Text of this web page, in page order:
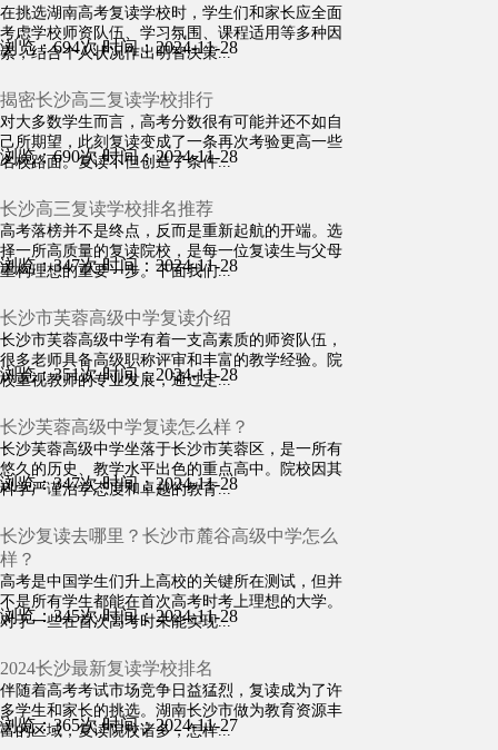
在挑选湖南高考复读学校时，学生们和家长应全面
考虑学校师资队伍、学习氛围、课程适用等多种因
素，结合个人状况作出明智决策...
浏览：694次 时间：2024-11-28
揭密长沙高三复读学校排行
对大多数学生而言，高考分数很有可能并还不如自
己所期望，此刻复读变成了一条再次考验更高一些
名校路面。复读不但创造了条件...
浏览：690次 时间：2024-11-28
长沙高三复读学校排名推荐
高考落榜并不是终点，反而是重新起航的开端。选
择一所高质量的复读院校，是每一位复读生与父母
重构理想的重要一步。下面我们...
浏览：347次 时间：2024-11-28
长沙市芙蓉高级中学复读介绍
长沙市芙蓉高级中学有着一支高素质的师资队伍，
很多老师具备高级职称评审和丰富的教学经验。院
校重视教师的专业发展，通过定...
浏览：351次 时间：2024-11-28
长沙芙蓉高级中学复读怎么样？
长沙芙蓉高级中学坐落于长沙市芙蓉区，是一所有
悠久的历史、教学水平出色的重点高中。院校因其
科学严谨治学态度和卓越的教育...
浏览：347次 时间：2024-11-28
长沙复读去哪里？长沙市麓谷高级中学怎么
样？
高考是中国学生们升上高校的关键所在测试，但并
不是所有学生都能在首次高考时考上理想的大学。
对于一些在首次高考时未能实现...
浏览：345次 时间：2024-11-28
2024长沙最新复读学校排名
伴随着高考考试市场竞争日益猛烈，复读成为了许
多学生和家长的挑选。湖南长沙市做为教育资源丰
富的区域，复读院校诸多，怎样...
浏览：365次 时间：2024-11-27